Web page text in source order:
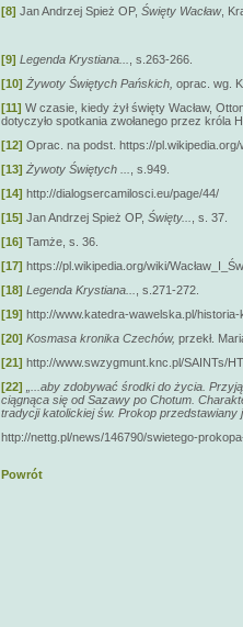
[8] Jan Andrzej Spież OP, Święty Wacław,
[9] Legenda Krystiana...
, s.263-266.
[10] Żywoty Świętych Pańskich, oprac. wg.
[11] W czasie, kiedy żył święty Wacław,
dotyczyło spotkania zwołanego przez
[12] Oprac. na podst. https://
[13] Żywoty Świętych ...
, s.949.
[14] http://dialogsercamilosci.eu/page/44/
[15] Jan Andrzej Spież OP, Święty...
, s. 37.
[16] Tamże, s. 36.
[17] https://pl.wikipedia.org/wiki/
[18] Legenda Krystiana...
, s.271-272.
[19] http://www.katedra-wawelska.pl/
[20] Kosmasa kronika Czechów, przekł.
[21] http://www.swzygmunt.knc.pl/SAINTs/
[22]
„...aby zdobywać środki do życia.
ciągnąca się od Sazawy po Chotum.
tradycji katolickiej św. Prokop
http://nettg.pl/news/146790/swietego-
Powrót